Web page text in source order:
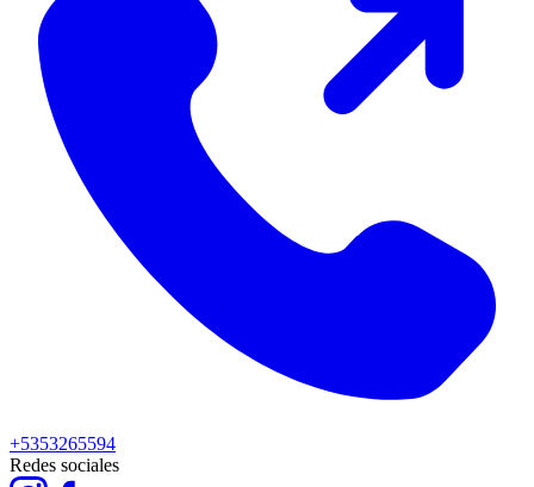
+5353265594
Redes sociales